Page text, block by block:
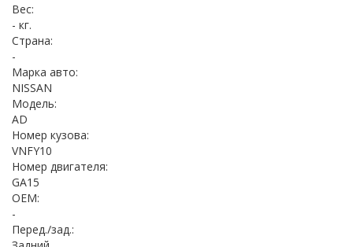
Вес:
- кг.
Страна:
-
Марка авто:
NISSAN
Модель:
AD
Номер кузова:
VNFY10
Номер двигателя:
GA15
OEM:
-
Перед./зад.: